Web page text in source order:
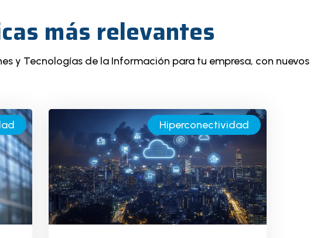
más relevantes
y Tecnologías de la Información para tu empresa, con nuevos
Hiperconectividad